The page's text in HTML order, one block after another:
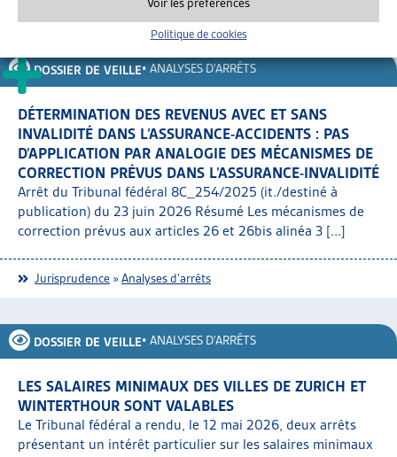
Politique de cookies
DOSSIER DE VEILLE•ANALYSES D'ARRÊTS
DÉTERMINATION DES REVENUS AVEC ET SANS
INVALIDITÉ DANS L’ASSURANCE-ACCIDENTS : PAS
D’APPLICATION PAR ANALOGIE DES MÉCANISMES DE
CORRECTION PRÉVUS DANS L’ASSURANCE-INVALIDITÉ
Arrêt du Tribunal fédéral 8C_254/2025 (it./destiné à
publication) du 23 juin 2026 Résumé Les mécanismes de
correction prévus aux articles 26 et 26bis alinéa 3 [...]
Jurisprudence »Analyses d'arrêts
DOSSIER DE VEILLE• ANALYSES D'ARRÊTS
LES SALAIRES MINIMAUX DES VILLES DE ZURICH ET
WINTERTHOUR SONT VALABLES
Le Tribunal fédéral a rendu, le 12 mai 2026, deux arrêts
présentant un intérêt particulier sur les salaires minimaux